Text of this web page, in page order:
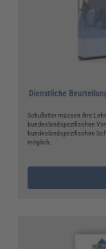
Dienstliche
Schulleiter müssen ihre
bundeslandspezifischen
bundeslandspezifischen
möglich.